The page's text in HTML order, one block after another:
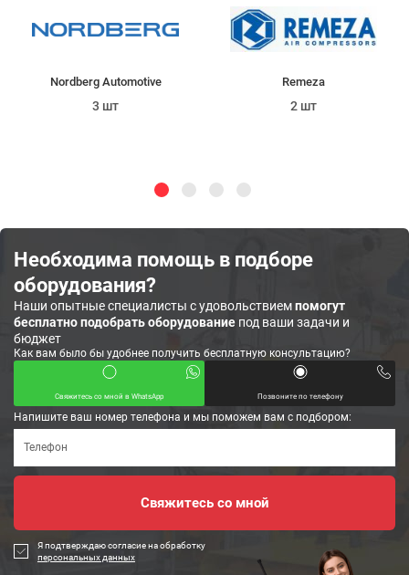
Nordberg Automotive
3 шт
Remeza
2 шт
Необходима помощь в подборе
оборудования?
Наши опытные специалисты с удовольствиемпомогут
бесплатно подобрать оборудование под ваши задачи и
бюджет
Как вам было бы удобнее получить бесплатную консультацию?
Свяжитесь со мной в WhatsApp Позвоните по телефону
Напишите ваш номер телефона и мы поможем вам с подбором:
Я подтверждаю согласие на обработку
персональных данных